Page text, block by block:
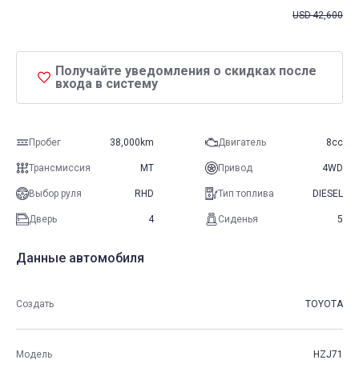
USD42,600
Получайте уведомления о скидках после
входа в систему
Пробег 38,000km Двигатель 8cc
Трансмиссия MT Привод 4WD
Выбор руля RHD Тип топлива DIESEL
Дверь 4 Сиденья 5
Данные автомобиля
Создать TOYOTA
Модель HZJ71